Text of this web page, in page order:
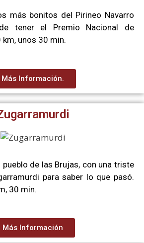
más bonitos del Pirineo Navarro
tener el Premio Nacional de
unos 30 min.
Más Información.
de las Brujas, con una triste
para saber lo que pasó.
30 min.
Más Información